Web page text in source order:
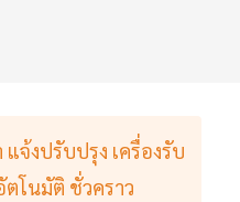
จ้งปรับปรุง เครื่องรับ
ตโนมัติ ชั่วคราว